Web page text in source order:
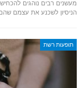
מעשנים רבים נוהגים
הניסיון לשכנע את עצמם
תופעות רשת